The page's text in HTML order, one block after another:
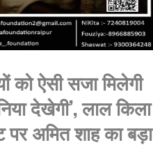
को ऐसी सजा मिलेगी
देखेगी’, लाल किला
पर अमित शाह का बड़ा